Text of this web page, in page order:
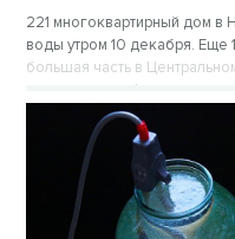
221 многоквартирный дом в
воды утром 10 декабря. Еще
большая часть в
устранение дефектов на